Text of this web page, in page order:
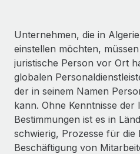
Unternehmen, die in
einstellen möchten,
juristische Person vor Ort
globalen
der in seinem Namen
kann. Ohne Kenntnisse der
Bestimmungen ist es in
schwierig, Prozesse für die
Beschäftigung von